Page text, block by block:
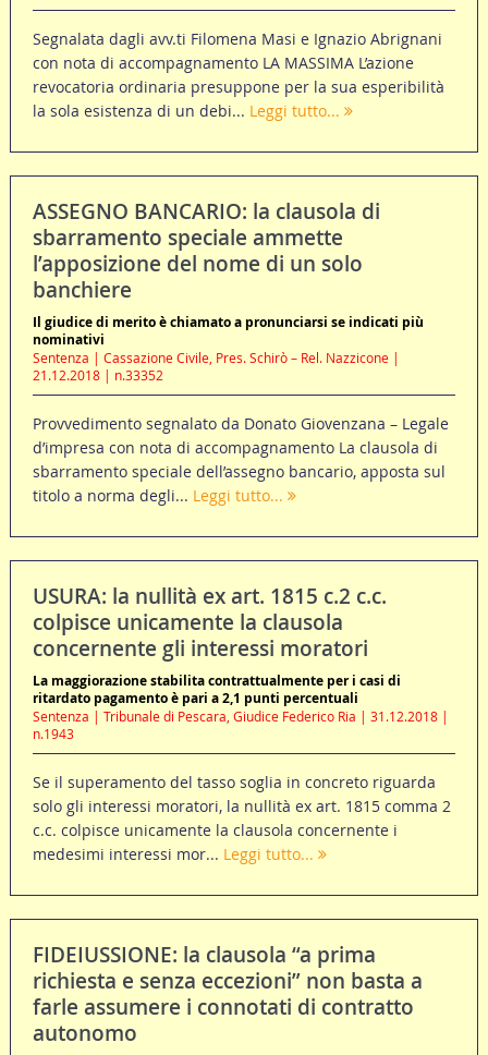
Segnalata dagli avv.ti Filomena Masi e Ignazio Abrignani
con nota di accompagnamento LA MASSIMA L’azione
revocatoria ordinaria presuppone per la sua esperibilità
la sola esistenza di un debi... Leggi tutto...
ASSEGNO BANCARIO: la clausola di
sbarramento speciale ammette
l’apposizione del nome di un solo
banchiere
Il giudice di merito è chiamato a pronunciarsi se indicati più
nominativi
Sentenza | Cassazione Civile, Pres. Schirò – Rel. Nazzicone |
21.12.2018 | n.33352
Provvedimento segnalato da Donato Giovenzana – Legale
d’impresa con nota di accompagnamento La clausola di
sbarramento speciale dell’assegno bancario, apposta sul
titolo a norma degli... Leggi tutto...
USURA: la nullità ex art. 1815 c.2 c.c.
colpisce unicamente la clausola
concernente gli interessi moratori
La maggiorazione stabilita contrattualmente per i casi di
ritardato pagamento è pari a 2,1 punti percentuali
Sentenza | Tribunale di Pescara, Giudice Federico Ria | 31.12.2018 |
n.1943
Se il superamento del tasso soglia in concreto riguarda
solo gli interessi moratori, la nullità ex art. 1815 comma 2
c.c. colpisce unicamente la clausola concernente i
medesimi interessi mor... Leggi tutto...
FIDEIUSSIONE: la clausola “a prima
richiesta e senza eccezioni” non basta a
farle assumere i connotati di contratto
autonomo